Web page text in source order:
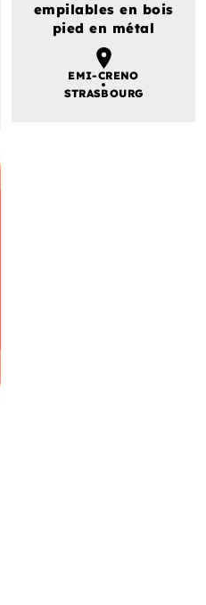
empilables en bois
pied en métal
EMI-CRENO
STRASBOURG